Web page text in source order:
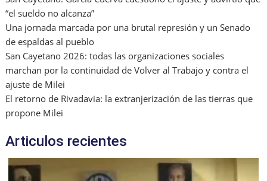
“el sueldo no alcanza”
Una jornada marcada por una brutal represión y un Senado
de espaldas al pueblo
San Cayetano 2026: todas las organizaciones sociales
marchan por la continuidad de Volver al Trabajo y contra el
ajuste de Milei
El retorno de Rivadavia: la extranjerización de las tierras que
propone Milei
Articulos recientes